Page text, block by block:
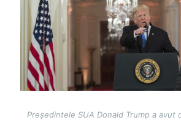
Președintele SUA Donald Trump a avut